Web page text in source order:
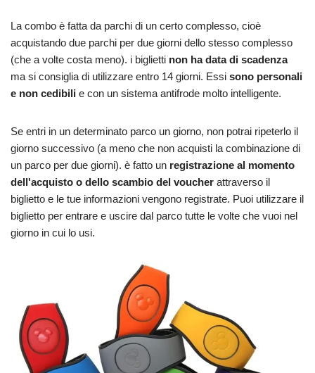
La combo è fatta da parchi di un certo complesso, cioè
acquistando due parchi per due giorni dello stesso complesso
(che a volte costa meno). i biglietti non ha data di scadenza
ma si consiglia di utilizzare entro 14 giorni. Essi sono personali
e non cedibili e con un sistema antifrode molto intelligente.
Se entri in un determinato parco un giorno, non potrai ripeterlo il
giorno successivo (a meno che non acquisti la combinazione di
un parco per due giorni). è fatto un registrazione al momento
dell'acquisto o dello scambio del voucher attraverso il
biglietto e le tue informazioni vengono registrate. Puoi utilizzare il
biglietto per entrare e uscire dal parco tutte le volte che vuoi nel
giorno in cui lo usi.